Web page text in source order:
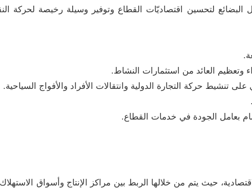
لتحسين اقتصاديّات القطاع وتوفير وسيلة رخيصة لحركة
وتعظيم العائد من استثمارات النشاط.
تنشيط حركة التجارة الدولية وانتقالات الأفراد والأفواج السياحية.
بعامل الجودة في خدمات القطاع.
حيث يتم من خلالها الربط بين مراكز الإنتاج وأسواق